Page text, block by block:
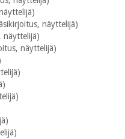
näyttelijä)
näyttelijä)
näyttelijä)